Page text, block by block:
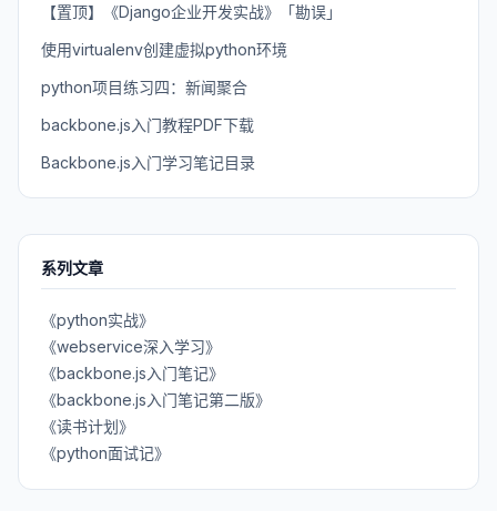
【置顶】《Django企业开发实战》「勘误」
使用virtualenv创建虚拟python环境
python项目练习四：新闻聚合
backbone.js入门教程PDF下载
Backbone.js入门学习笔记目录
系列文章
《python实战》
《webservice深入学习》
《backbone.js入门笔记》
《backbone.js入门笔记第二版》
《读书计划》
《python面试记》